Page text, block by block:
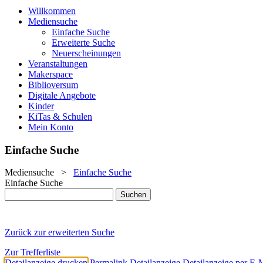
Willkommen
Mediensuche
Einfache Suche
Erweiterte Suche
Neuerscheinungen
Veranstaltungen
Makerspace
Biblioversum
Digitale Angebote
Kinder
KiTas & Schulen
Mein Konto
Einfache Suche
Mediensuche > Einfache Suche
Einfache Suche
Zurück zur erweiterten Suche
Zur Trefferliste